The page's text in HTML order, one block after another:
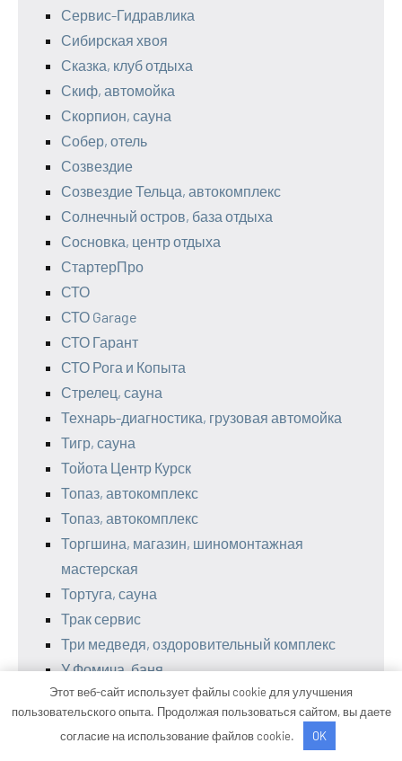
Сервис-Гидравлика
Сибирская хвоя
Сказка, клуб отдыха
Скиф, автомойка
Скорпион, сауна
Собер, отель
Созвездие
Созвездие Тельца, автокомплекс
Солнечный остров, база отдыха
Сосновка, центр отдыха
СтартерПро
СТО
СТО Garage
СТО Гарант
СТО Рога и Копыта
Стрелец, сауна
Технарь-диагностика, грузовая автомойка
Тигр, сауна
Тойота Центр Курск
Топаз, автокомплекс
Топаз, автокомплекс
Торгшина, магазин, шиномонтажная
мастерская
Тортуга, сауна
Трак сервис
Три медведя, оздоровительный комплекс
У Фомича, баня
УАЗ Центр, Отдел продаж; Сервисный центр
Упаковка
Усадьба банная, сауна
Этот веб-сайт использует файлы cookie для улучшения
пользовательского опыта. Продолжая пользоваться сайтом, вы даете
согласие на использование файлов cookie.
OK